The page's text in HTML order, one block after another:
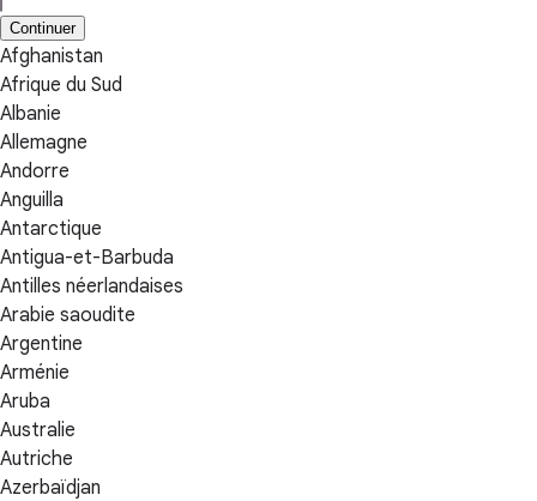
Continuer
Afghanistan
Afrique du Sud
Albanie
Allemagne
Andorre
Anguilla
Antarctique
Antigua-et-Barbuda
Antilles néerlandaises
Arabie saoudite
Argentine
Arménie
Aruba
Australie
Autriche
Azerbaïdjan